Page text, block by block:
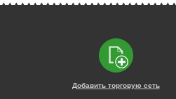
Добавить торговую сеть